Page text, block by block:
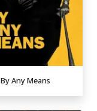
By Any Means